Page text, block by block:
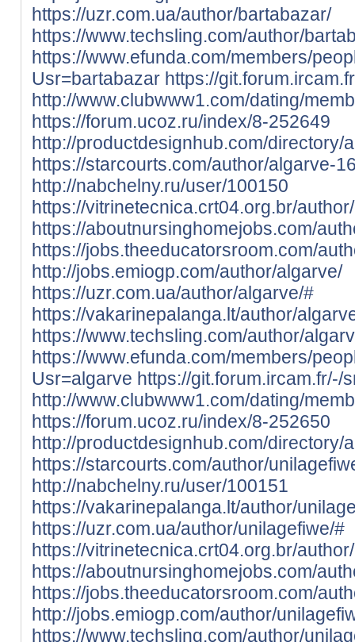
https://uzr.com.ua/author/bartabazar/
https://www.techsling.com/author/
https://www.efunda.com/members/
Usr=bartabazar https://
http://www.clubwww1.com/dating/
https://forum.ucoz.ru/index/8-252649
http://productdesignhub.com/directory/
https://starcourts.com/author/algarve-
http://nabchelny.ru/user/100150
https://vitrinetecnica.crt04.org.br/
https://aboutnursinghomejobs.com/
https://jobs.theeducatorsroom.com/
http://jobs.emiogp.com/author/algarve/
https://uzr.com.ua/author/algarve/#
https://vakarinepalanga.lt/author/
https://www.techsling.com/author/
https://www.efunda.com/members/
Usr=algarve https://git.forum.ircam.fr/-/
http://www.clubwww1.com/dating/
https://forum.ucoz.ru/index/8-252650
http://productdesignhub.com/directory/
https://starcourts.com/author/
http://nabchelny.ru/user/100151
https://vakarinepalanga.lt/author/
https://uzr.com.ua/author/unilagefiwe/#
https://vitrinetecnica.crt04.org.br/
https://aboutnursinghomejobs.com/
https://jobs.theeducatorsroom.com/
http://jobs.emiogp.com/author/
https://www.techsling.com/author/